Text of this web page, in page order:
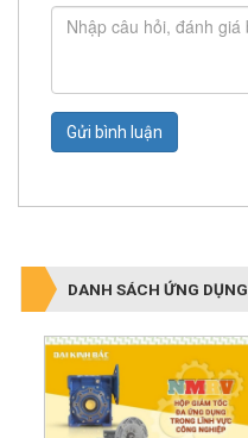
Gửi bình luận
DANH SÁCH ỨNG DỤNG